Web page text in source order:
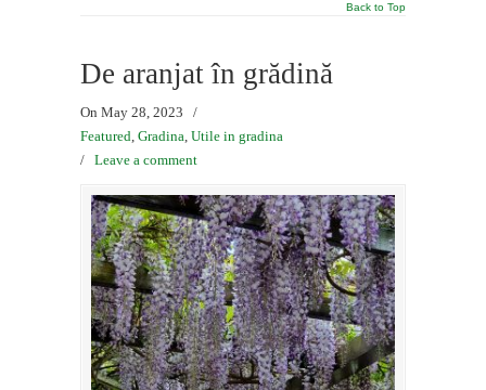
Back to Top
De aranjat în grădină
On May 28, 2023
/
Featured, Gradina, Utile in gradina
/ Leave a comment